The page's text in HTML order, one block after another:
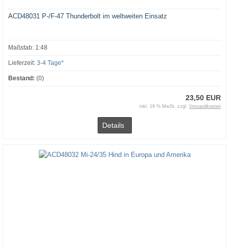
ACD48031 P-/F-47 Thunderbolt im weltweiten Einsatz
Maßstab: 1:48
Lieferzeit: 3-4 Tage*
Bestand: (0)
23,50 EUR
inkl. 19 % MwSt. zzgl. Versandkosten
Details